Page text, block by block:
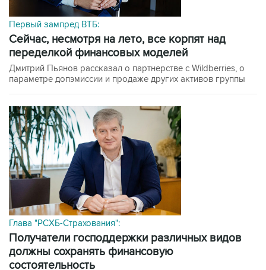
Первый зампред ВТБ:
сейчас, несмотря на лето, все корпят над
переделкой финансовых моделей
Дмитрий Пьянов рассказал о партнерстве с Wildberries, о
параметре допэмиссии и продаже других активов группы
Глава "РСХБ-Страхования":
получатели господдержки различных видов
должны сохранять финансовую
состоятельность